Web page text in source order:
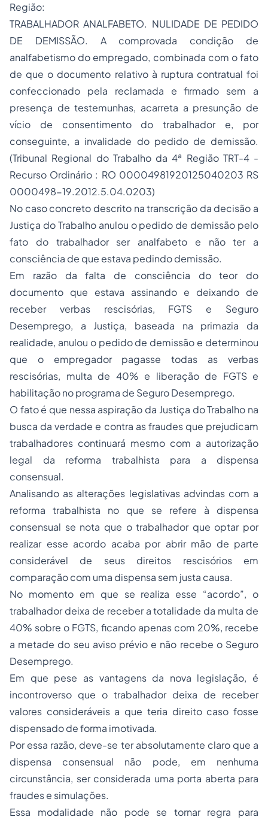
Região:
TRABALHADOR ANALFABETO. NULIDADE DE PEDIDO
DE DEMISSÃO. A comprovada condição de
analfabetismo do empregado, combinada com o fato
de que o documento relativo à ruptura contratual foi
confeccionado pela reclamada e firmado sem a
presença de testemunhas, acarreta a presunção de
vício de consentimento do trabalhador e, por
conseguinte, a invalidade do pedido de demissão.
(Tribunal Regional do Trabalho da 4ª Região TRT-4 -
Recurso Ordinário : RO 00004981920125040203 RS
0000498-19.2012.5.04.0203)
No caso concreto descrito na transcrição da decisão a
Justiça do Trabalho anulou o pedido de demissão pelo
fato do trabalhador ser analfabeto e não ter a
consciência de que estava pedindo demissão.
Em razão da falta de consciência do teor do
documento que estava assinando e deixando de
receber verbas rescisórias, FGTS e Seguro
Desemprego, a Justiça, baseada na primazia da
realidade, anulou o pedido de demissão e determinou
que o empregador pagasse todas as verbas
rescisórias, multa de 40% e liberação de FGTS e
habilitação no programa de Seguro Desemprego.
O fato é que nessa aspiração da Justiça do Trabalho na
busca da verdade e contra as fraudes que prejudicam
trabalhadores continuará mesmo com a autorização
legal da reforma trabalhista para a dispensa
consensual.
Analisando as alterações legislativas advindas com a
reforma trabalhista no que se refere à dispensa
consensual se nota que o trabalhador que optar por
realizar esse acordo acaba por abrir mão de parte
considerável de seus direitos rescisórios em
comparação com uma dispensa sem justa causa.
No momento em que se realiza esse “acordo”, o
trabalhador deixa de receber a totalidade da multa de
40% sobre o FGTS, ficando apenas com 20%, recebe
a metade do seu aviso prévio e não recebe o Seguro
Desemprego.
Em que pese as vantagens da nova legislação, é
incontroverso que o trabalhador deixa de receber
valores consideráveis a que teria direito caso fosse
dispensado de forma imotivada.
Por essa razão, deve-se ter absolutamente claro que a
dispensa consensual não pode, em nenhuma
circunstância, ser considerada uma porta aberta para
fraudes e simulações.
Essa modalidade não pode se tornar regra para